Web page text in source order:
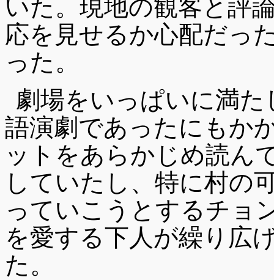
いた。現地の観客と評
応を見せるか心配だっ
った。
劇場をいっぱいに満
語演劇であったにもか
ットをあらかじめ読ん
していたし、特に村の
っていこうとするチョ
を愛する下人が繰り広
た。